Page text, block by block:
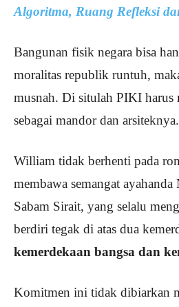
Algoritma, Ruang Refleksi
Bangunan fisik negara bisa
moralitas republik runtuh,
musnah. Di situlah PIKI harus
sebagai mandor dan arsiteknya.
William tidak berhenti pada
membawa semangat
Sabam Sirait, yang selalu
berdiri tegak di atas dua
kemerdekaan bangsa dan
Komitmen ini tidak dibiarkan